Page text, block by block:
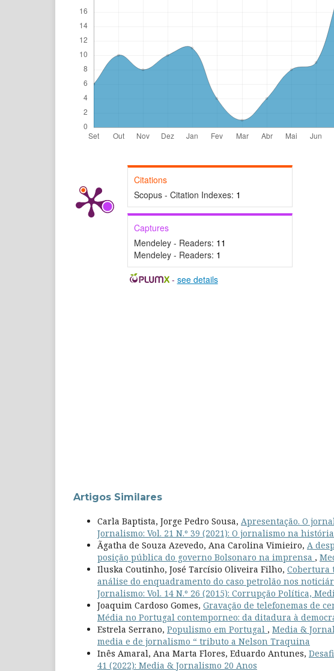
Citations
Scopus - Citation Indexes: 1
Captures
Mendeley - Readers: 11
Mendeley - Readers: 1
- see details
Artigos Similares
Carla Baptista, Jorge Pedro Sousa, Apresentação. O
Jornalismo: Vol. 21 N.º 39 (2021): O jornalismo na
Ãgatha de Souza Azevedo, Ana Carolina Vimieiro, A
posição pública do governo Bolsonaro na imprensa ,
Iluska Coutinho, José Tarcísio Oliveira Filho, Cobertura
análise do enquadramento do caso petrolão nos
Jornalismo: Vol. 14 N.º 26 (2015): Corrupção Política,
Joaquim Cardoso Gomes, Gravação de telefonemas de
Média no Portugal contemporneo: da ditadura à
Estrela Serrano, Populismo em Portugal , Media &
media e de jornalismo “ tributo a Nelson Traquina
Inês Amaral, Ana Marta Flores, Eduardo Antunes,
41 (2022): Media & Jornalismo 20 Anos